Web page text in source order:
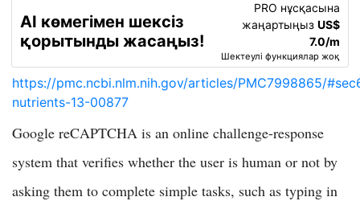
AI көмегімен шексіз
қорытынды жасаңыз!
PRO нұсқасына
жаңартыңыз US$
7.0/m
Шектеулі функциялар жоқ
https://pmc.ncbi.nlm.nih.gov/articles/PMC7998865/
nutrients-13-00877
Google reCAPTCHA is an online challenge-response
system that verifies whether the user is human or not by
asking them to complete simple tasks, such as typing in